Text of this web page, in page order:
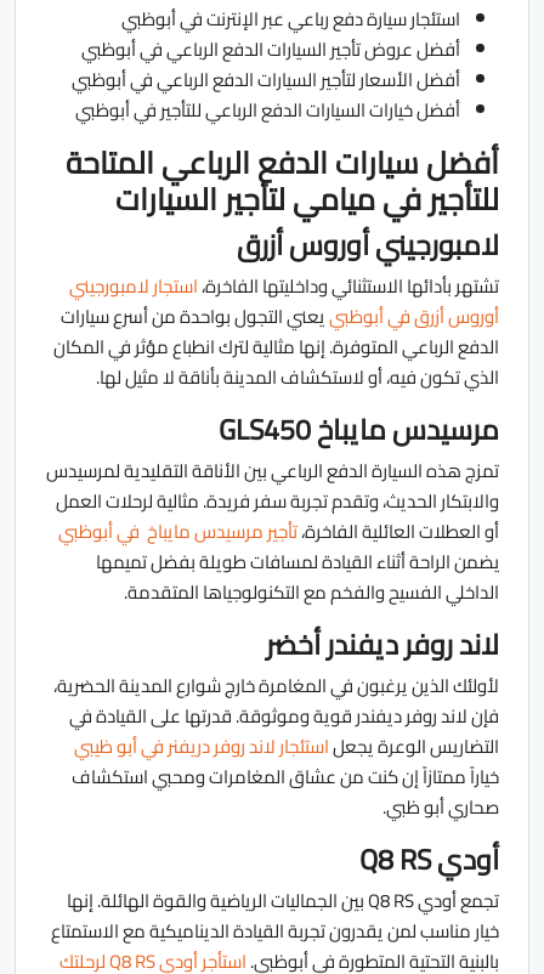
استئجار سيارة دفع رباعي عبر الإنترنت في أبوظبي
أفضل عروض تأجير السيارات الدفع الرباعي في أبوظبي
أفضل الأسعار لتأجير السيارات الدفع الرباعي في أبوظبي
أفضل خيارات السيارات الدفع الرباعي للتأجير في أبوظبي
أفضل سيارات الدفع الرباعي المتاحة
للتأجير في ميامي لتأجير السيارات
لامبورجيني أوروس أزرق
تشتهر بأدائها الاستثنائي وداخليتها الفاخرة،استجار لامبورجيني
أوروس أزرق في أبوظبييعني التجول بواحدة من أسرع سيارات
الدفع الرباعي المتوفرة. إنها مثالية لترك انطباع مؤثر في المكان
الذي تكون فيه، أو لاستكشاف المدينة بأناقة لا مثيل لها.
مرسيدس مايباخ GLS450
تمزج هذه السيارة الدفع الرباعي بين الأناقة التقليدية لمرسيدس
والابتكار الحديث، وتقدم تجربة سفر فريدة. مثالية لرحلات العمل
أو العطلات العائلية الفاخرة،تأجير مرسيدس مايباخ في أبوظبي
يضمن الراحة أثناء القيادة لمسافات طويلة بفضل تميمها
الداخلي الفسيح والفخم مع التكنولوجياها المتقدمة.
لاند روفر ديفندر أخضر
لأولئك الذين يرغبون في المغامرة خارج شوارع المدينة الحضرية،
فإن لاند روفر ديفندر قوية وموثوقة. قدرتها على القيادة في
التضاريس الوعرة يجعلاستئجار لاند روفر دريفنر في أبو ظيبي
خياراً ممتازاً إن كنت من عشاق المغامرات ومحبي استكشاف
صحاري أبو ظبي.
أودي Q8 RS
تجمع أودي Q8 RS بين الجماليات الرياضية والقوة الهائلة. إنها
خيار مناسب لمن يقدرون تجربة القيادة الديناميكية مع الاستمتاع
بالبنية التحتية المتطورة في أبوظبي.
استأجر أودي Q8 RS لرحلتك